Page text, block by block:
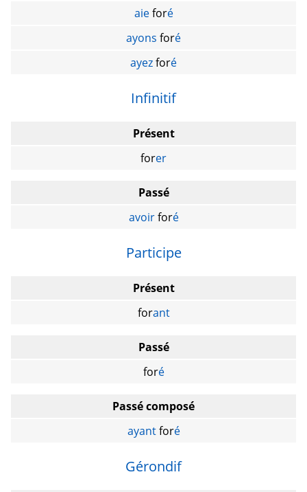
aieforé
ayons foré
ayezforé
Infinitif
Présent
forer
Passé
avoirforé
Participe
Présent
forant
Passé
foré
Passé composé
ayantforé
Gérondif